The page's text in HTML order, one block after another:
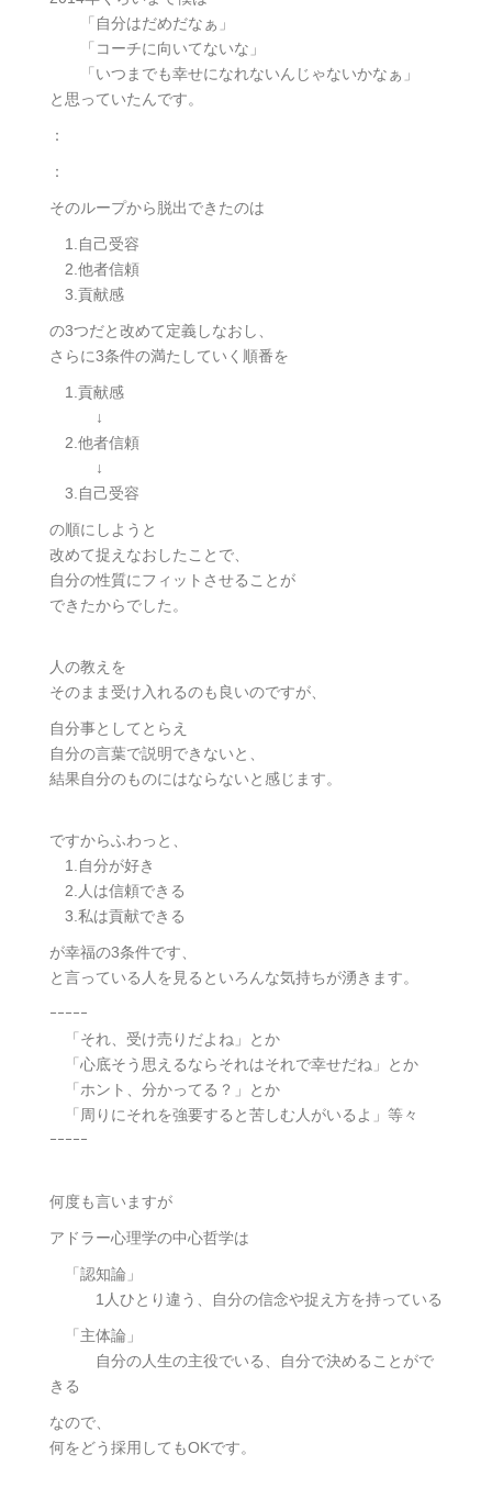
「自分はだめだなぁ」
「コーチに向いてないな」
「いつまでも幸せになれないんじゃないかなぁ」
と思っていたんです。
：
：
そのループから脱出できたのは
1.自己受容
2.他者信頼
3.貢献感
の3つだと改めて定義しなおし、
さらに3条件の満たしていく順番を
1.貢献感
↓
2.他者信頼
↓
3.自己受容
の順にしようと
改めて捉えなおしたことで、
自分の性質にフィットさせることが
できたからでした。
人の教えを
そのまま受け入れるのも良いのですが、
自分事としてとらえ
自分の言葉で説明できないと、
結果自分のものにはならないと感じます。
ですからふわっと、
1.自分が好き
2.人は信頼できる
3.私は貢献できる
が幸福の3条件です、
と言っている人を見るといろんな気持ちが湧きます。
ｰｰｰｰｰ
「それ、受け売りだよね」とか
「心底そう思えるならそれはそれで幸せだね」とか
「ホント、分かってる？」とか
「周りにそれを強要すると苦しむ人がいるよ」等々
ｰｰｰｰｰ
何度も言いますが
アドラー心理学の中心哲学は
「認知論」
1人ひとり違う、自分の信念や捉え方を持っている
「主体論」
自分の人生の主役でいる、自分で決めることがで
きる
なので、
何をどう採用してもOKです。